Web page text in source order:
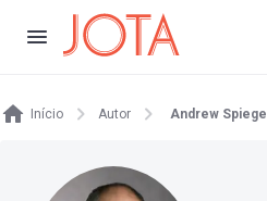
Início Autor Andrew Spiegel